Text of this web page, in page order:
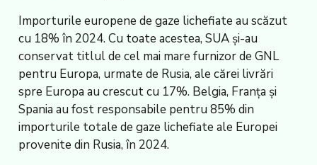
Importurile europene de gaze lichefiate au scăzut
cu 18% în 2024. Cu toate acestea, SUA și-au
conservat titlul de cel mai mare furnizor de GNL
pentru Europa, urmate de Rusia, ale cărei livrări
spre Europa au crescut cu 17%. Belgia, Franța și
Spania au fost responsabile pentru 85% din
importurile totale de gaze lichefiate ale Europei
provenite din Rusia, în 2024.